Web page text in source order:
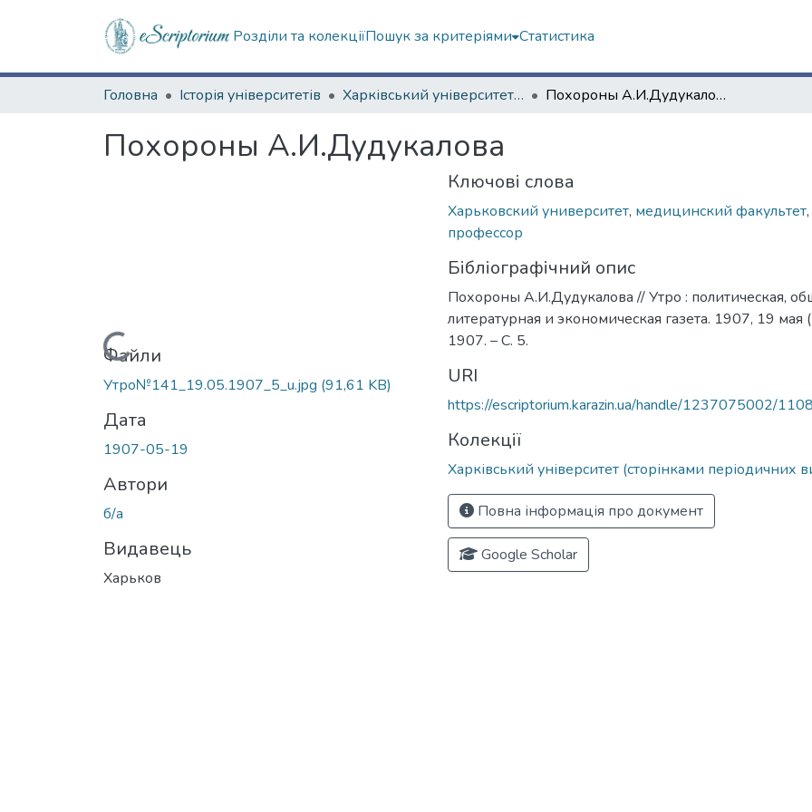
Розділи та колекціїПошук за критеріями Статистика
Головна Історія університетів Харківський університет (сторінками періодичних видань) Похороны А.И.Дудукалова
Похороны А.И.Дудукалова
Вантажиться...
Файли
Утро№141_19.05.1907_5_u.jpg (91,61 KB)
Дата
1907-05-19
Автори
б/а
Видавець
Харьков
Ключові слова
Харьковский университет, медицинский факультет,
профессор
Бібліографічний опис
Похороны А.И.Дудукалова // Утро : политическая,
литературная и экономическая газета. 1907, 19
1907. – С. 5.
URI
https://escriptorium.karazin.ua/handle/1237075002/
Колекції
Харківський університет (сторінками періодичних
Повна інформація про документ
Google Scholar